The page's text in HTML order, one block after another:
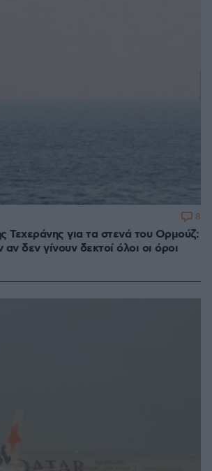
Τεχεράνης για τα στενά του Ορμούζ:
δεν γίνουν δεκτοί όλοι οι όροι
8